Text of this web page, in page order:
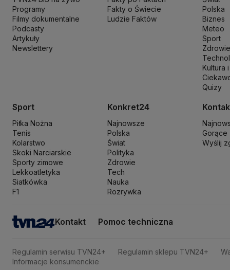
Ministerstwo Rozwoju i TechnologiiMinisterstwo Sportu i Turystyki
Ministerstwo Nauki i Szkolnictwa Wyższego
Ministerstwo
Naczelny Sąd Administracyjny
Nowa Lewica
Organizacja Narodów ZjednoczonychOrlen
PLL
Rada
Sąd
Solidarna Polska
Szymon Hołownia
Tadeusz RydzykTikTok Tobiasz Bocheński
Programy
Filmy dokumentalne
Podcasty
Artykuły
Newslettery
Fakty o Świecie
Ludzie Faktów
Polska
Biznes
Meteo
Sport
Zdrowie
Kultura
Quizy
Sport
Piłka Nożna
Tenis
Kolarstwo
Skoki Narciarskie
Sporty zimowe
Lekkoatletyka
Siatkówka
F1
Konkret24
Najnowsze
Polska
Świat
Polityka
Zdrowie
Tech
Nauka
Rozrywka
Gorące
Wyślij
Kontakt Pomoc techniczna
Regulamin serwisu TVN24+ Regulamin sklepu TVN24+
Informacje konsumenckie